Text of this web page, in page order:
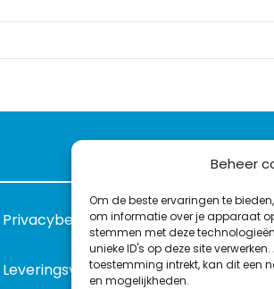
Beheer
Om de beste ervaringen te
om informatie over je apparaat
stemmen met deze
unieke ID's op deze site
toestemming intrekt, kan dit een
en mogelijkheden.
Privacybeleid
Leveringsvoorwaarden
L
i